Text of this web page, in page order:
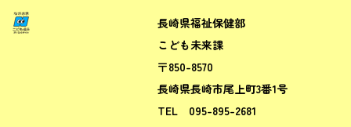
ながさきこども場所ポータルサ
長崎県福祉保健部
こども未来課
〒850-8570
長崎県長崎市尾上町3番1号
TEL 095-895-2681